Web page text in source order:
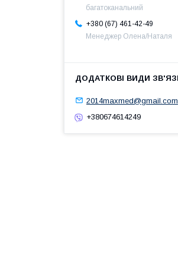
багатоканальний
+380 (67) 461-42-49
Менеджер Олена/Наталя
2014maxmed@gmail.com
+380674614249